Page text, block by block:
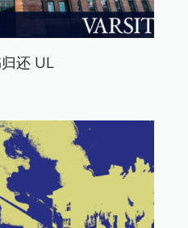
还 UL